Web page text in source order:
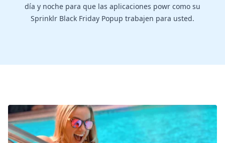
día y noche para que las aplicaciones powr como su
Sprinklr Black Friday Popup trabajen para usted.